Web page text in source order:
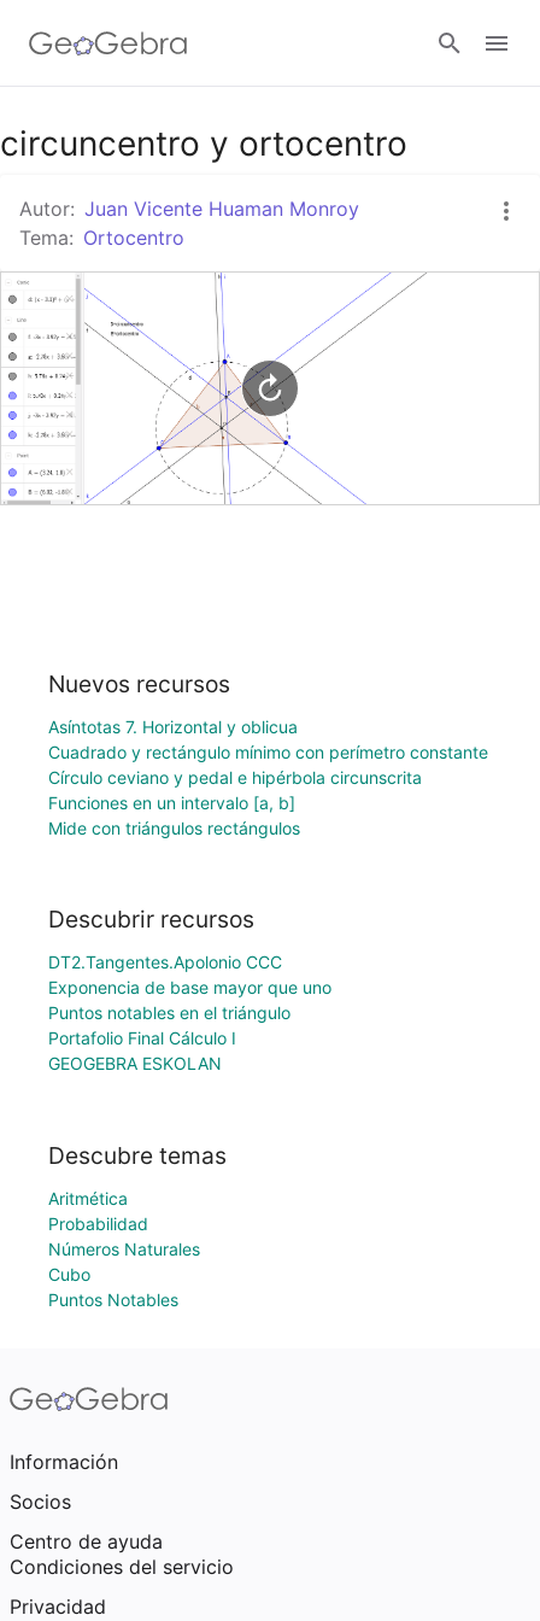
Google Classroom
GeoGebra Classroom
Abrir sesión
circuncentro y ortocentro
Autor: Juan Vicente Huaman Monroy
Tema: Ortocentro
Nuevos recursos
Asíntotas 7. Horizontal y oblicua
Cuadrado y rectángulo mínimo con perímetro constante
Círculo ceviano y pedal e hipérbola circunscrita
Funciones en un intervalo [a, b]
Mide con triángulos rectángulos
Descubrir recursos
DT2.Tangentes.Apolonio CCC
Exponencia de base mayor que uno
Puntos notables en el triángulo
Portafolio Final Cálculo I
GEOGEBRA ESKOLAN
Descubre temas
Aritmética
Probabilidad
Números Naturales
Cubo
Puntos Notables
Información
Socios
Centro de ayuda
Condiciones del servicio
Privacidad